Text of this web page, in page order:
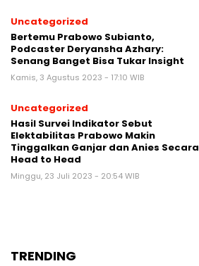
Uncategorized
Bertemu Prabowo Subianto,
Podcaster Deryansha Azhary:
Senang Banget Bisa Tukar Insight
Kamis, 3 Agustus 2023 - 17:10 WIB
Uncategorized
Hasil Survei Indikator Sebut
Elektabilitas Prabowo Makin
Tinggalkan Ganjar dan Anies Secara
Head to Head
Minggu, 23 Juli 2023 - 20:54 WIB
TRENDING